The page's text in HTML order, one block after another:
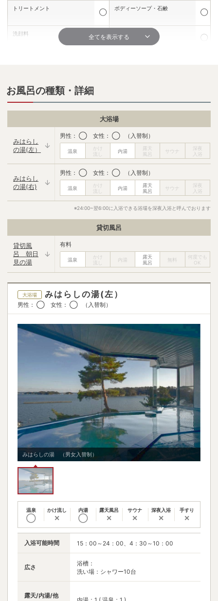
トリートメント
◯
ボディーソープ・石鹸
◯
洗顔料
◯
髭剃り
◯
保湿液・乳液
シャワーキャップ コットン
✕
ドライヤー
◯
綿棒
✕
歯ブラシ
◯
フェイスタオル
✕
飲み物サービス
ベビーベッド
全てを表示する
お風呂の種類・詳細
大浴場
みはらし
の湯(左）
男性： ◯ 女性： ◯ （入替制）
みはらし
の湯(右)
男性： ◯ 女性： ◯ （入替制）
※24:00~翌6:00に入浴できる浴場を深夜入浴と呼んでおります
貸切風呂
貸切風
呂 朝日
見の湯
有料
大浴場 みはらしの湯(左）
男性： ◯ 女性： ◯ （入替制）
みはらしの湯 （男女入替制）
温泉
◯
かけ流し
✕
内湯
◯
露天風呂
✕
サウナ
✕
深夜入浴
✕
手すり
✕
入浴可能時間 15：00～24：00、4：30～10：00
広さ
浴槽：
洗い場：シャワー10台
露天/内湯/他